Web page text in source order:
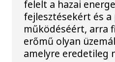
felelt a hazai
fejlesztésekért és
működéséért, arra
erőmű olyan
amelyre eredetileg